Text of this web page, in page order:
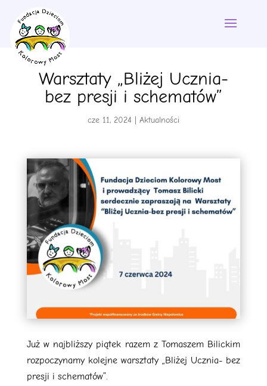
Warsztaty „Bliżej Ucznia-
bez presji i schematów”
cze 11, 2024 Aktualności
Już w najbliższy piątek razem z Tomaszem Bilickim
rozpoczynamy kolejne warsztaty „Bliżej Ucznia- bez
presji i schematów”.